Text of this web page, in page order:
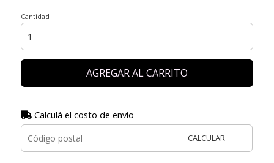
Cantidad
AGREGAR AL CARRITO
Calculá el costo de envío
CALCULAR